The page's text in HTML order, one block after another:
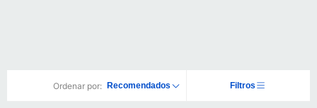
Ordenar por: Recomendados Filtros